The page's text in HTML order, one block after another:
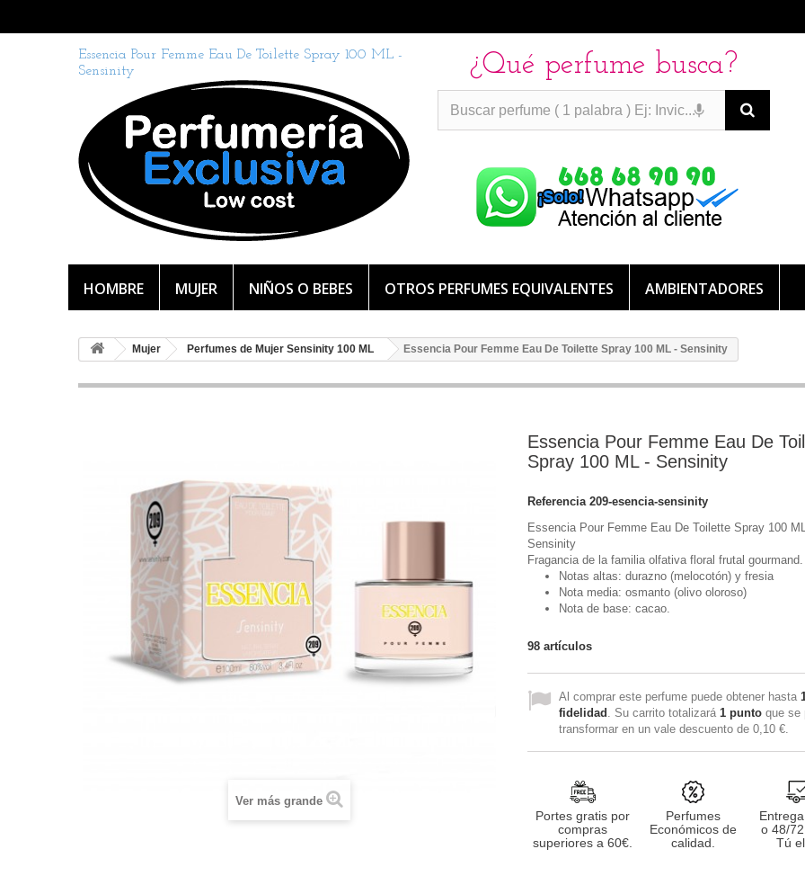
Essencia Pour Femme Eau De Toilette Spray 100 ML -
Sensinity
¿Qué perfume busca?
HOMBRE MUJER NIÑOS O BEBES OTROS PERFUMES EQUIVALENTES AMBIENTADORES
Mujer Perfumes de Mujer Sensinity 100 ML Essencia Pour Femme Eau De Toilette Spray 100 ML - Sensinity
Ver más grande
Essencia Pour Femme Eau De
Spray 100 ML - Sensinity
Referencia 209-esencia-sensinity
Essencia Pour Femme Eau De Toilette Spray 100
Sensinity
Fragancia de la familia olfativa floral frutal gourmand.
Notas altas: durazno (melocotón) y fresia
Nota media: osmanto (olivo oloroso)
Nota de base: cacao.
98 artículos
Al comprar este perfume puede obtener hasta
fidelidad . Su carrito totalizará 1 punto que se
transformar en un vale descuento de 0,10 €.
Portes gratis por
compras
superiores a 60€.
Perfumes
Económicos de
calidad.
o 48/
Tú